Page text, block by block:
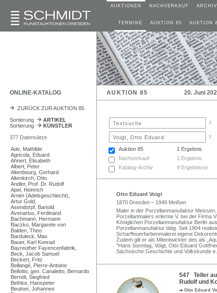
AUKTIONEN NACHVERKAUF ARCHIV
TERMINE AUKTION 85 AUKTION
ONLINE-KATALOG AUKTION 85 20. Juni
ZURÜCK ZUR AUKTION 85
Sortierung
ARTIKEL
Sortierung
KÜNSTLER
377 Datensätze
Ade, Mathilde
Agricola, Eduard
Ahnert, Elisabeth
Albert, Peter
Altenbourg, Gerhard
Altenkirch, Otto
Andler, Prof. Dr. Rudolf
Apel, Heinrich
Arnim (Adelsgeschlecht),
Artur Gold,
Asendorpf, Bartold
Avenarius, Ferdinand
Bachmann, Hermann
Baczko, Margarete von
Balden, Theo
Barduleck, Max
Bauer, Karl Konrad
Bayreuther Fayencenfabrik,
Beck, Jacob Samuel
Beckert, Fritz
Bellangé, Pierre-Antoine
Bellotto, gen. Canaletto, Bernardo
Berndt, Siegfried
Bethke, Hanspeter
Beutner, Johannes
x
x
Auktion 85
1 Ergebnis
Nachverkauf
1 Ergebnis
Katalog-Archiv
9 Ergebnisse
Otto Eduard Voigt
1870 Dresden – 1949 Meißen
Maler in der Porzellanmanufaktur
Porzellanmalers erlernte V. bei der Firma
Königlichen Porzellanmanufaktur Berlin
Porzellanmanufaktur tätig. Seit 1904
Scharffeuerfarbenmalerei eigene
Zudem gilt er als Mitentwickler des als
"Hans Sonntag, Voigt, Otto Eduard
Sächsische Geschichte und Volkskunde
547 Teller
Rudolf und
Otto Eduard